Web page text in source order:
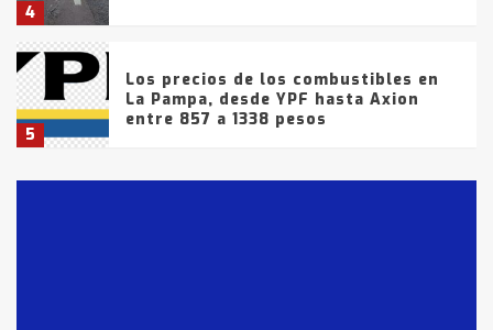
4
5
Los precios de los combustibles en
La Pampa, desde YPF hasta Axion
entre 857 a 1338 pesos